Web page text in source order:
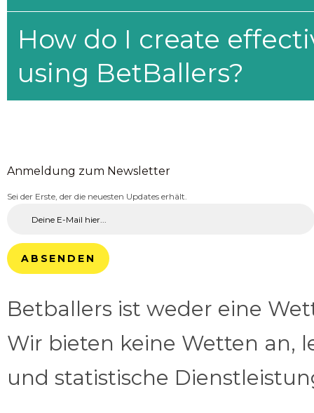
How do I create
using BetBallers?
Anmeldung zum Newsletter
Sei der Erste, der die neuesten Updates erhält.
ABSENDEN
Betballers ist weder eine
Wir bieten keine Wetten an,
und statistische